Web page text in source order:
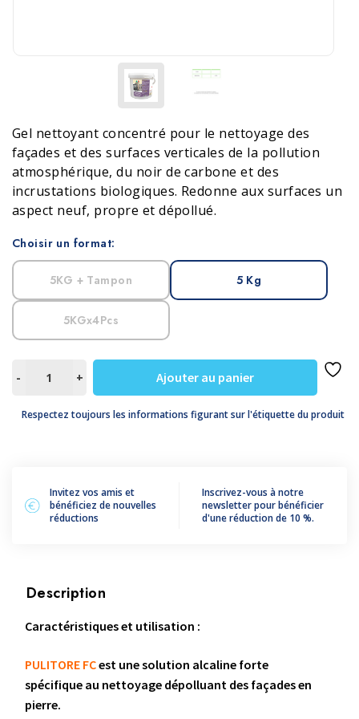
Gel nettoyant concentré pour le nettoyage des
façades et des surfaces verticales de la pollution
atmosphérique, du noir de carbone et des
incrustations biologiques. Redonne aux surfaces un
aspect neuf, propre et dépollué.
Choisir un format:
5KG + Tampon 5 Kg
5KGx4Pcs
-
PULITORE
+ Ajouter au panier
Respectez toujours les informations figurant sur l'étiquette du produit
Invitez vos amis et
bénéficiez de nouvelles
réductions
Inscrivez-vous à notre
newsletter pour bénéficier
d'une réduction de 10 %.
Description
Caractéristiques et utilisation :
PULITORE FCest une solution alcaline forte
spécifique au nettoyage dépolluant des façades en
pierre.